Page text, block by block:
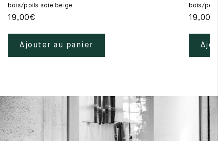
bois/poils soie beige
19,00€
Ajouter au panier
bois/
19,00